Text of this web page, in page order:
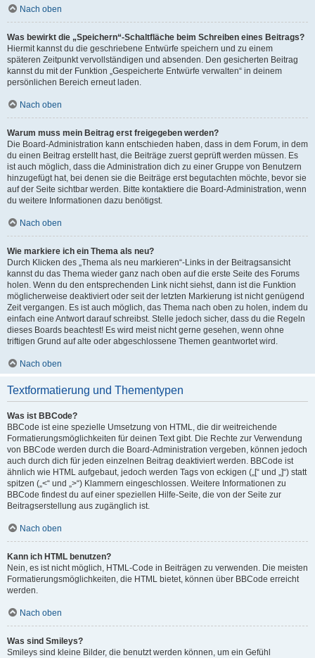
Nach oben
Was bewirkt die „Speichern“-Schaltfläche beim Schreiben eines Beitrags?
Hiermit kannst du die geschriebene Entwürfe speichern und zu einem
späteren Zeitpunkt vervollständigen und absenden. Den gesicherten Beitrag
kannst du mit der Funktion „Gespeicherte Entwürfe verwalten“ in deinem
persönlichen Bereich erneut laden.
Nach oben
Warum muss mein Beitrag erst freigegeben werden?
Die Board-Administration kann entschieden haben, dass in dem Forum, in dem
du einen Beitrag erstellt hast, die Beiträge zuerst geprüft werden müssen. Es
ist auch möglich, dass die Administration dich zu einer Gruppe von Benutzern
hinzugefügt hat, bei denen sie die Beiträge erst begutachten möchte, bevor sie
auf der Seite sichtbar werden. Bitte kontaktiere die Board-Administration, wenn
du weitere Informationen dazu benötigst.
Nach oben
Wie markiere ich ein Thema als neu?
Durch Klicken des „Thema als neu markieren“-Links in der Beitragsansicht
kannst du das Thema wieder ganz nach oben auf die erste Seite des Forums
holen. Wenn du den entsprechenden Link nicht siehst, dann ist die Funktion
möglicherweise deaktiviert oder seit der letzten Markierung ist nicht genügend
Zeit vergangen. Es ist auch möglich, das Thema nach oben zu holen, indem du
einfach eine Antwort darauf schreibst. Stelle jedoch sicher, dass du die Regeln
dieses Boards beachtest! Es wird meist nicht gerne gesehen, wenn ohne
triftigen Grund auf alte oder abgeschlossene Themen geantwortet wird.
Nach oben
Textformatierung und Thementypen
Was ist BBCode?
BBCode ist eine spezielle Umsetzung von HTML, die dir weitreichende
Formatierungsmöglichkeiten für deinen Text gibt. Die Rechte zur Verwendung
von BBCode werden durch die Board-Administration vergeben, können jedoch
auch durch dich für jeden einzelnen Beitrag deaktiviert werden. BBCode ist
ähnlich wie HTML aufgebaut, jedoch werden Tags von eckigen („[“ und „]“) statt
spitzen („<“ und „>“) Klammern eingeschlossen. Weitere Informationen zu
BBCode findest du auf einer speziellen Hilfe-Seite, die von der Seite zur
Beitragserstellung aus zugänglich ist.
Nach oben
Kann ich HTML benutzen?
Nein, es ist nicht möglich, HTML-Code in Beiträgen zu verwenden. Die meisten
Formatierungsmöglichkeiten, die HTML bietet, können über BBCode erreicht
werden.
Nach oben
Was sind Smileys?
Smileys sind kleine Bilder, die benutzt werden können, um ein Gefühl